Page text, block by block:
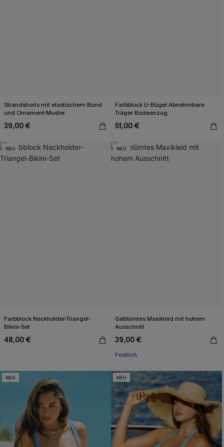
Strandshorts mit elastischem Bund
und Ornament-Muster
39,00 €
Farbblock U-Bügel Abnehmbare
Träger Badeanzug
51,00 €
NEU
Farbblock Neckholder-Triangel-
Bikini-Set
48,00 €
NEU
Geblümtes Maxikleid mit hohem
Ausschnitt
39,00 €
Festlich
NEU NEU